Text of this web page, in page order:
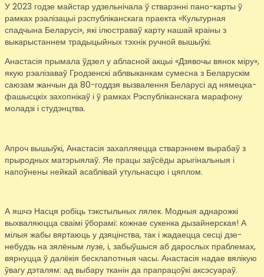
У 2023 годзе майстар удзельнічала ў стварэнні пано-карты ў
рамках рэалізацыі рэспубліканскага праекта «Культурная
спадчына Беларусі», які ілюстраваў карту нашай краіны з
выкарыстаннем традыцыйных тэхнік ручной вышыўкі.
Анастасія прымала ўдзел у абласной акцыі «Дзявочы вянок міру»,
якую рэалізаваў Гродзенскі аблвыканкам сумесна з Беларускім
саюзам жанчын да 80-годдзя вызвалення Беларусі ад нямецка-
фашысцкіх захопнікаў і ў рамках Рэспубліканскага марафону
моладзі і студэнцтва.
Апроч вышыўкі, Анастасія захапляецца стварэннем вырабаў з
прыродных матэрыялаў. Яе працы заўсёды арыгінальныя і
напоўнены нейкай асаблівай утульнасцю і цяплом.
А яшчэ Насця робіць тэкстыльных лялек. Модныя аднарожкі
выхваляюцца сваімі ўборамі: кожнае сукенка дызайнерская! А
мілыя жабы вяртаюць у дзяцінства, так і жадаецца сесці дзе-
небудзь на зялёным лузе, і, забыўшыся аб дарослых праблемах,
вярнуцца ў далёкія бесклапотныя часы. Анастасія надае вялікую
ўвагу дэталям: ад выбару тканін да прапрацоўкі аксэсуараў.